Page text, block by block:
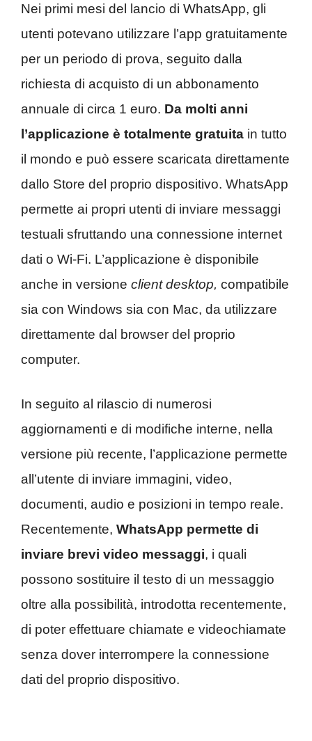
Nei primi mesi del lancio di WhatsApp, gli
utenti potevano utilizzare l’app gratuitamente
per un periodo di prova, seguito dalla
richiesta di acquisto di un abbonamento
annuale di circa 1 euro. Da molti anni
l’applicazione è totalmente gratuita in tutto
il mondo e può essere scaricata direttamente
dallo Store del proprio dispositivo. WhatsApp
permette ai propri utenti di inviare messaggi
testuali sfruttando una connessione internet
dati o Wi-Fi. L’applicazione è disponibile
anche in versione client desktop, compatibile
sia con Windows sia con Mac, da utilizzare
direttamente dal browser del proprio
computer.
In seguito al rilascio di numerosi
aggiornamenti e di modifiche interne, nella
versione più recente, l’applicazione permette
all’utente di inviare immagini, video,
documenti, audio e posizioni in tempo reale.
Recentemente, WhatsApp permette di
inviare brevi video messaggi, i quali
possono sostituire il testo di un messaggio
oltre alla possibilità, introdotta recentemente,
di poter effettuare chiamate e videochiamate
senza dover interrompere la connessione
dati del proprio dispositivo.